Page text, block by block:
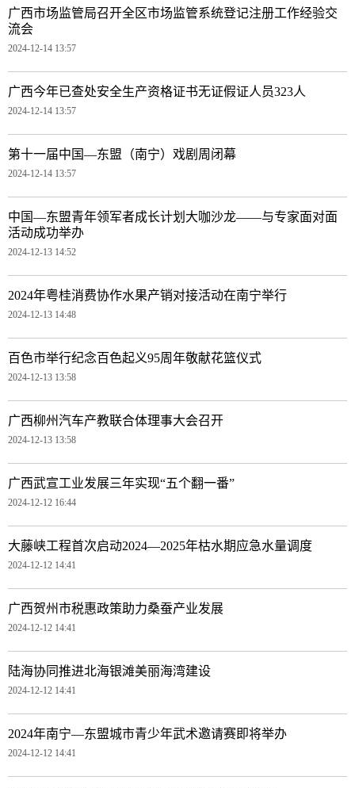
广西市场监管局召开全区市场监管系统登记注册工作经验交
流会
2024-12-14 13:57
广西今年已查处安全生产资格证书无证假证人员323人
2024-12-14 13:57
第十一届中国—东盟（南宁）戏剧周闭幕
2024-12-14 13:57
中国—东盟青年领军者成长计划大咖沙龙——与专家面对面
活动成功举办
2024-12-13 14:52
2024年粤桂消费协作水果产销对接活动在南宁举行
2024-12-13 14:48
百色市举行纪念百色起义95周年敬献花篮仪式
2024-12-13 13:58
广西柳州汽车产教联合体理事大会召开
2024-12-13 13:58
广西武宣工业发展三年实现“五个翻一番”
2024-12-12 16:44
大藤峡工程首次启动2024—2025年枯水期应急水量调度
2024-12-12 14:41
广西贺州市税惠政策助力桑蚕产业发展
2024-12-12 14:41
陆海协同推进北海银滩美丽海湾建设
2024-12-12 14:41
2024年南宁—东盟城市青少年武术邀请赛即将举办
2024-12-12 14:41